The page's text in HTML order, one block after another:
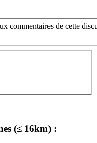
commentaires de cette
(≤ 16km) :